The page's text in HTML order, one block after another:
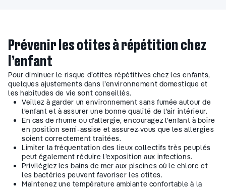
Prévenir les otites à répétition chez
l’enfant
Pour diminuer le risque d’otites répétitives chez les enfants,
quelques ajustements dans l’environnement domestique et
les habitudes de vie sont conseillés.
Veillez à garder un environnement sans fumée autour de
l’enfant et à assurer une bonne qualité de l’air intérieur.
En cas de rhume ou d’allergie, encouragez l’enfant à boire
en position semi-assise et assurez-vous que les allergies
soient correctement traitées.
Limiter la fréquentation des lieux collectifs très peuplés
peut également réduire l’exposition aux infections.
Privilégiez les bains de mer aux piscines où le chlore et
les bactéries peuvent favoriser les otites.
Maintenez une température ambiante confortable à la